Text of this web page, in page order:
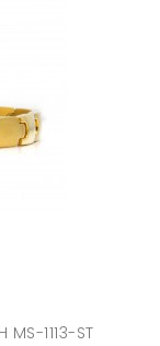
1113-ST